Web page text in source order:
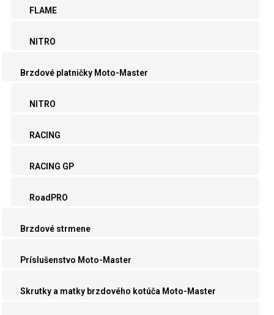
FLAME
NITRO
Brzdové platničky Moto-Master
NITRO
RACING
RACING GP
RoadPRO
Brzdové strmene
Príslušenstvo Moto-Master
Skrutky a matky brzdového kotúča Moto-Master